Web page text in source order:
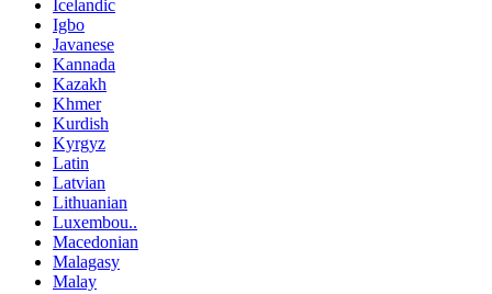
Icelandic
Igbo
Javanese
Kannada
Kazakh
Khmer
Kurdish
Kyrgyz
Latin
Latvian
Lithuanian
Luxembou..
Macedonian
Malagasy
Malay